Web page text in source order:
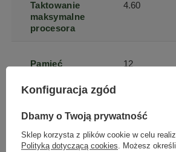
Taktowanie
maksymalne
procesora
4.60
Pamięć
procesora
12
Typ pamięci
RAM
DDR4
Konfiguracja zgód
Dbamy o Twoją prywatność
Sklep korzysta z plików cookie w celu
Polityką dotyczącą cookies. Możesz